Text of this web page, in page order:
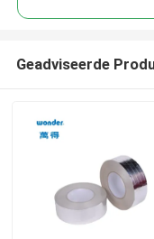
Geadviseerde